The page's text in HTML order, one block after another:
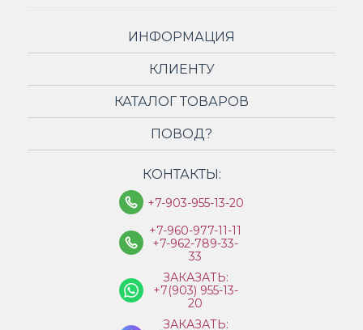
ИНФОРМАЦИЯ
КЛИЕНТУ
КАТАЛОГ ТОВАРОВ
ПОВОД?
КОНТАКТЫ:
+7-903-955-13-20
+7-960-977-11-11
+7-962-789-33-
33
ЗАКАЗАТЬ:
+7(903) 955-13-
20
ЗАКАЗАТЬ: